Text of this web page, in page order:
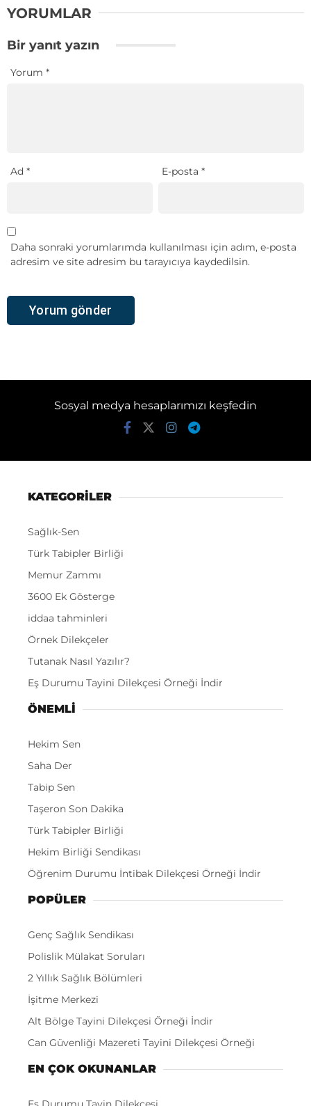
YORUMLAR
Bir yanıt yazın
Yorum *
Ad * E-posta*
Daha sonraki yorumlarımda kullanılması için adım, e-posta
adresim ve site adresim bu tarayıcıya kaydedilsin.
Sosyal medya hesaplarımızı keşfedin
KATEGORİLER
Sağlık-Sen
Türk Tabipler Birliği
Memur Zammı
3600 Ek Gösterge
iddaa tahminleri
Örnek Dilekçeler
Tutanak Nasıl Yazılır?
Eş Durumu Tayini Dilekçesi Örneği İndir
ÖNEMLI
Hekim Sen
Saha Der
Tabip Sen
Taşeron Son Dakika
Türk Tabipler Birliği
Hekim Birliği Sendikası
Öğrenim Durumu İntibak Dilekçesi Örneği İndir
POPÜLER
Genç Sağlık Sendikası
Polislik Mülakat Soruları
2 Yıllık Sağlık Bölümleri
İşitme Merkezi
Alt Bölge Tayini Dilekçesi Örneği İndir
Can Güvenliği Mazereti Tayini Dilekçesi Örneği
EN ÇOK OKUNANLAR